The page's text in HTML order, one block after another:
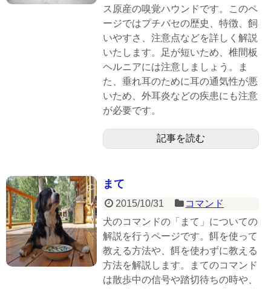
ス原産の嗅覚ハウンドです。このペ
ージではプチバセの歴史、特徴、飼
いやすさ、注意点などを詳しく解説
いたします。足が短いため、椎間板
ヘルニアには注意しましょう。ま
た、垂れ耳のために耳の通気性が悪
いため、外耳炎などの疾患にも注意
が必要です。
記事を読む
まて
2015/10/31
コマンド
犬のコマンドの「まて」についての
解説を行うページです。餌を使って
教える方法や、餌を使わずに教える
方法を解説します。まてのコマンド
は散歩中の信号や踏切待ちの時や、